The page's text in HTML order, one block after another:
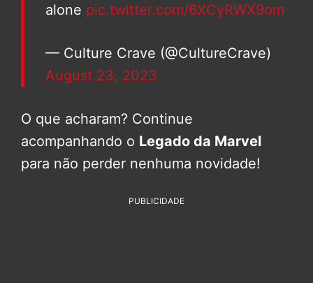
alone pic.twitter.com/6XCyRWX9om
— Culture Crave (@CultureCrave)
August 23, 2023
O que acharam? Continue
acompanhando o Legado da Marvel
para não perder nenhuma novidade!
PUBLICIDADE